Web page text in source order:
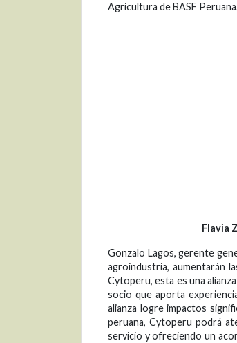
Agricultura de BASF
Flavia
Gonzalo Lagos, gerente
agroindustria, aumentarán
Cytoperu, esta es una
socio que aporta
alianza logre impactos
peruana, Cytoperu podrá
servicio y ofreciendo un